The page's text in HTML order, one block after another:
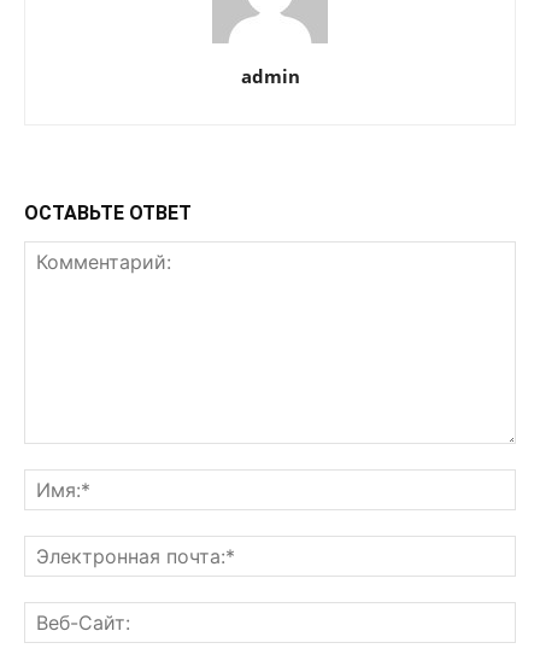
admin
ОСТАВЬТЕ ОТВЕТ